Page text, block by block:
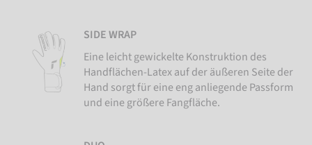
SIDE WRAP
Eine leicht gewickelte Konstruktion des
Handflächen-Latex auf der äußeren Seite der
Hand sorgt für eine eng anliegende Passform
und eine größere Fangfläche.